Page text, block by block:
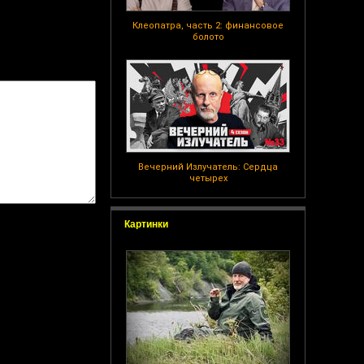
Клеопатра, часть 2: финансовое
болото
Вечерний Излучатель: Сердца
четырех
Картинки